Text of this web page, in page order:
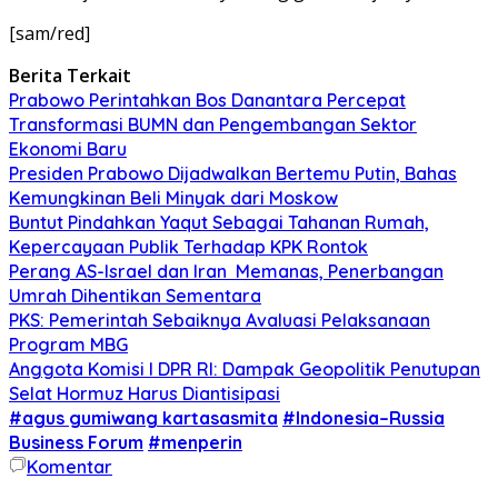
[sam/red]
Berita Terkait
Prabowo Perintahkan Bos Danantara Percepat
Transformasi BUMN dan Pengembangan Sektor
Ekonomi Baru
Presiden Prabowo Dijadwalkan Bertemu Putin, Bahas
Kemungkinan Beli Minyak dari Moskow
Buntut Pindahkan Yaqut Sebagai Tahanan Rumah,
Kepercayaan Publik Terhadap KPK Rontok
Perang AS-Israel dan Iran Memanas, Penerbangan
Umrah Dihentikan Sementara
PKS: Pemerintah Sebaiknya Avaluasi Pelaksanaan
Program MBG
Anggota Komisi I DPR RI: Dampak Geopolitik Penutupan
Selat Hormuz Harus Diantisipasi
#agus gumiwang kartasasmita #Indonesia–Russia
Business Forum #menperin
Komentar